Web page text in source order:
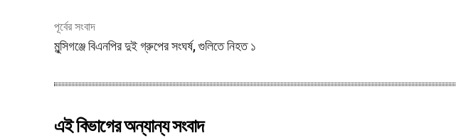
পূর্বের সংবাদ
মুন্সিগঞ্জে বিএনপির দুই গ্রুপের সংঘর্ষ, গুলিতে নিহত ১
এই বিভাগের অন্যান্য সংবাদ